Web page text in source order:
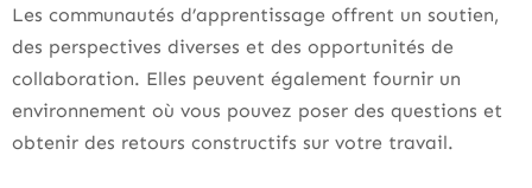
Les communautés d’apprentissage offrent un soutien,
des perspectives diverses et des opportunités de
collaboration. Elles peuvent également fournir un
environnement où vous pouvez poser des questions et
obtenir des retours constructifs sur votre travail.